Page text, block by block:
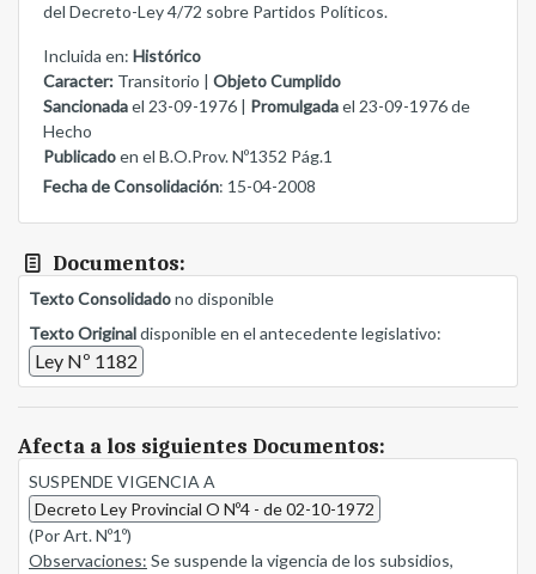
del Decreto-Ley 4/72 sobre Partidos Políticos.
Incluida en: Histórico
Caracter: Transitorio | Objeto Cumplido
Sancionadael 23-09-1976 | Promulgadael 23-09-1976 de
Hecho
Publicadoen el B.O.Prov. Nº1352 Pág.1
Fecha de Consolidación: 15-04-2008
Documentos:
Texto Consolidadono disponible
Texto Originaldisponible en el antecedente legislativo:
Ley Nº 1182
Afecta a los siguientes Documentos:
SUSPENDE VIGENCIA A
Decreto Ley Provincial O Nº4 - de 02-10-1972
(Por Art. Nº1º)
Observaciones: Se suspende la vigencia de los subsidios,